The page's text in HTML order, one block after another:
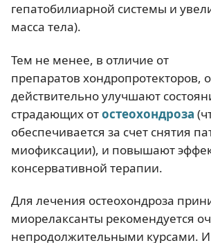
гепатобилиарной системы и
масса тела).
Тем не менее, в отличие от
препаратов хондропротекторов,
действительно улучшают
страдающих отостеохондроза
обеспечивается за счет снятия
миофиксации), и повышают
консервативной терапии.
Для лечения остеохондроза
миорелаксанты рекомендуется
непродолжительными курсами.